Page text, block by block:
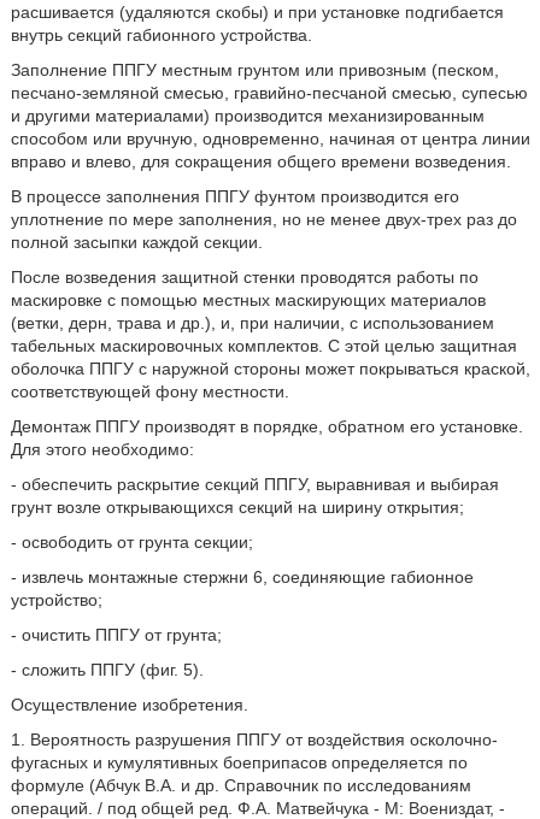
расшивается (удаляются скобы) и при установке подгибается
внутрь секций габионного устройства.
Заполнение ППГУ местным грунтом или привозным (песком,
песчано-земляной смесью, гравийно-песчаной смесью, супесью
и другими материалами) производится механизированным
способом или вручную, одновременно, начиная от центра линии
вправо и влево, для сокращения общего времени возведения.
В процессе заполнения ППГУ фунтом производится его
уплотнение по мере заполнения, но не менее двух-трех раз до
полной засыпки каждой секции.
После возведения защитной стенки проводятся работы по
маскировке с помощью местных маскирующих материалов
(ветки, дерн, трава и др.), и, при наличии, с использованием
табельных маскировочных комплектов. С этой целью защитная
оболочка ППГУ с наружной стороны может покрываться краской,
соответствующей фону местности.
Демонтаж ППГУ производят в порядке, обратном его установке.
Для этого необходимо:
- обеспечить раскрытие секций ППГУ, выравнивая и выбирая
грунт возле открывающихся секций на ширину открытия;
- освободить от грунта секции;
- извлечь монтажные стержни 6, соединяющие габионное
устройство;
- очистить ППГУ от грунта;
- сложить ППГУ (фиг. 5).
Осуществление изобретения.
1. Вероятность разрушения ППГУ от воздействия осколочно-
фугасных и кумулятивных боеприпасов определяется по
формуле (Абчук В.А. и др. Справочник по исследованиям
операций. / под общей ред. Ф.А. Матвейчука - М: Воениздат, -